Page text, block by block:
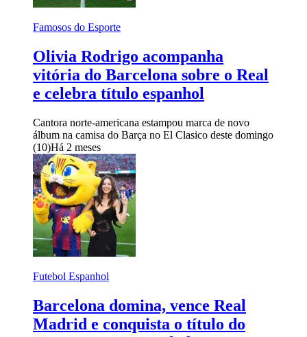
Famosos do Esporte
Olivia Rodrigo acompanha
vitória do Barcelona sobre o Real
e celebra título espanhol
Cantora norte-americana estampou marca de novo
álbum na camisa do Barça no El Clasico deste domingo
(10)Há 2 meses
Futebol Espanhol
Barcelona domina, vence Real
Madrid e conquista o título do